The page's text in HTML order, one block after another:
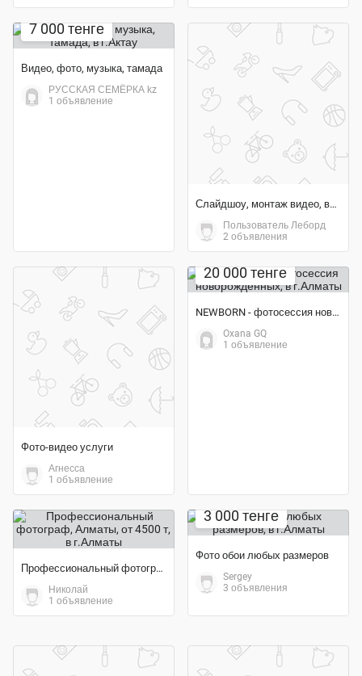
7 000 тенге
Видео, фото, музыка, тамада
РУССКАЯ СЕМЁРКА kz
1 объявление
Слайдшоу, монтаж видео, видео поздравления, видеоприглашение
Пользователь Леборд
2 объявления
Фото-видео услуги
Агнесса
1 объявление
20 000 тенге
NEWBORN - фотосессия новорожденных
Oxana GQ
1 объявление
Профессиональный фотограф, Алматы, от 4500 т
Николай
1 объявление
3 000 тенге
Фото обои любых размеров
Sergey
3 объявления